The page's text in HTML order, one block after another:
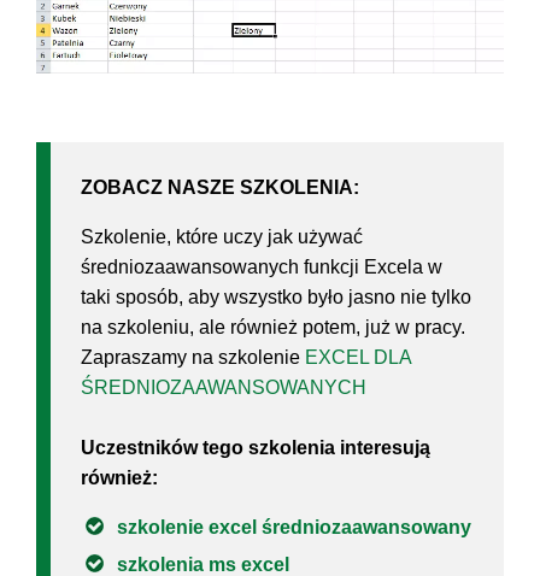
ZOBACZ NASZE SZKOLENIA:
Szkolenie, które uczy jak używać
średniozaawansowanych funkcji Excela w
taki sposób, aby wszystko było jasno nie tylko
na szkoleniu, ale również potem, już w pracy.
Zapraszamy na szkolenie EXCEL DLA
ŚREDNIOZAAWANSOWANYCH
Uczestników tego szkolenia interesują
również:
szkolenie excel średniozaawansowany
szkolenia ms excel